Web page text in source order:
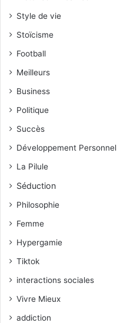
Style de vie
Stoïcisme
Football
Meilleurs
Business
Politique
Succès
Développement Personnel
La Pilule
Séduction
Philosophie
Femme
Hypergamie
Tiktok
interactions sociales
Vivre Mieux
addiction